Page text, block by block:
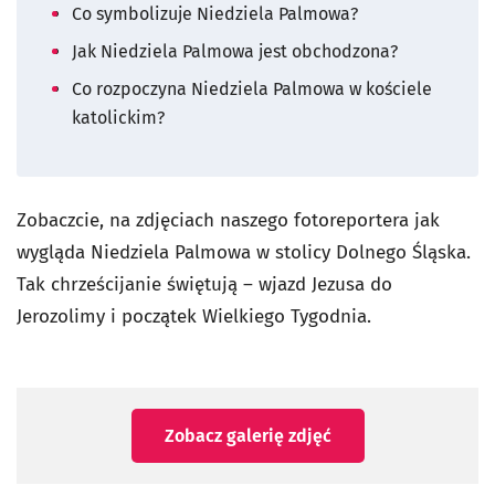
Co symbolizuje Niedziela Palmowa?
Jak Niedziela Palmowa jest obchodzona?
Co rozpoczyna Niedziela Palmowa w kościele
katolickim?
Zobaczcie, na zdjęciach naszego fotoreportera jak
wygląda Niedziela Palmowa w stolicy Dolnego Śląska.
Tak chrześcijanie świętują – wjazd Jezusa do
Jerozolimy i początek Wielkiego Tygodnia.
Zobacz galerię zdjęć